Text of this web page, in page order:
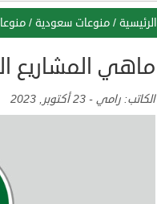
الرئيسية / منوعات سعودية /
ماهي المشاريع
الكاتب: رامي - 23 أكتوبر, 2023